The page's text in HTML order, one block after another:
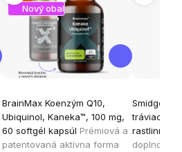
Nový obal
BrainMax Koenzým Q10,
Ubiquinol, Kaneka™, 100 mg,
60 softgél kapsúl Prémiová a
patentovaná aktívna forma
Smidge
tráviace
doplnok